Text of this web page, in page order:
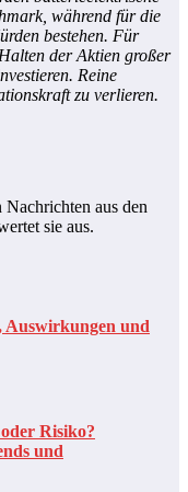
während für die
bestehen. Für
der Aktien großer
Reine
zu verlieren.
aus den
sie aus.
Auswirkungen und
Risiko?
und